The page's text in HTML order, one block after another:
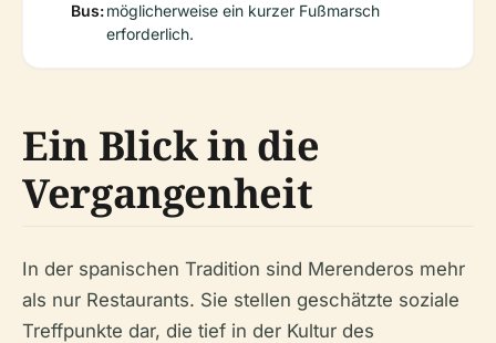
Bus:möglicherweise ein kurzer Fußmarsch
erforderlich.
Ein Blick in die
Vergangenheit
In der spanischen Tradition sind Merenderos mehr
als nur Restaurants. Sie stellen geschätzte soziale
Treffpunkte dar, die tief in der Kultur des